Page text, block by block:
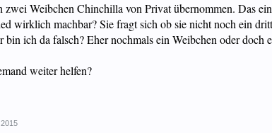
zwei Weibchen Chinchilla von Privat übernommen. Das
wirklich machbar? Sie fragt sich ob sie nicht noch ein
bin ich da falsch? Eher nochmals ein Weibchen oder doch
weiter helfen?